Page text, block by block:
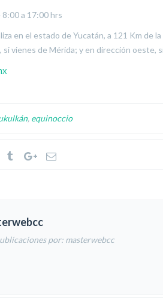
a 17:00 hrs
en el estado de Yucatán, a 121 Km de
vienes de Mérida; y en dirección oeste,
, equinoccio
por: masterwebcc